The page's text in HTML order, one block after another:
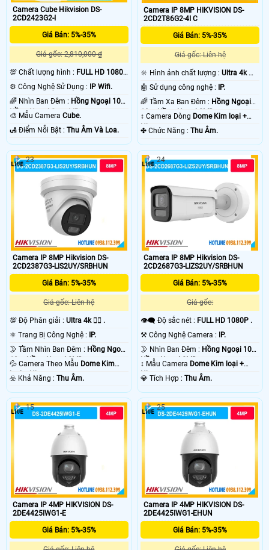
cũng như chip xứ lý hình ảnh camera hikvision giúp cho khả năng giám sát
hình ảnh sắt nét. Camera hikvision phù hợp cho các dự án lắp cho gia đình văn
phòng cửa hàng và nhà xưởng.
Camera Cube Hikvision DS-
2CD2423G2-I
Giá Bán: 5%-35%
Giá gốc: 2,810,000 ₫
💯 Chất lượng hình : FULL HD 1080P
.
⚙ Công Nghệ Sử Dụng :
IP Wifi.
🌈 Nhìn Ban Đêm : Hồng Ngoại 10m
Hồng Ngoại Smart IR.
🎨 Mẫu Camera Cube.
️🛃 Điểm Nỗi Bật : Thu Âm Và Loa.
Camera IP 8MP HIKVISION DS-
2CD2T86G2-4I C
Giá Bán: 5%-35%
Giá gốc: Liên hệ
🔆 Hình ảnh chất lượng :Ultra 4k 👍🏾
.
🤖️ Sử dụng công nghệ :
IP.
🌈 Tầm Xa Ban Đêm : Hồng Ngoại
10m Hồng Ngoại SMD.
↕️ Camera Dòng Dome Kim loại +
Nhựa.
️✤ Chức Năng :Thu Âm.
Camera IP 8MP Hikvision DS-
2CD2387G3-LIS2UY/SRBHUN
Giá Bán: 5%-35%
Giá gốc: Liên hệ
💯 Độ Phân giải : Ultra 4k 👍🏾 .
⚛️ Trang Bị Công Nghệ : IP.
🌛 Tầm Nhìn Ban Đêm : Hồng Ngoại
10m Hồng Ngoại SMD.
💦 Camera Theo Mẫu Dome Kim
loại + Nhựa.
️☣️ Khả Năng : Thu Âm.
23
Camera IP 8MP Hikvision DS-
2CD2687G3-LIZS2UY/SRBHUN
Giá Bán: 5%-35%
Giá gốc:
👁️‍🗨 Độ sắc nét : FULL HD 1080P .
⚒ Công Nghệ Camera : IP.
🌛 Nhìn Ban Đêm : Hồng Ngoại 10m
Hồng Ngoại SMD.
↕️ Mẫu Camera Dome Kim loại +
Nhựa.
️💎 Tích Hợp :Thu Âm.
24
Camera IP 4MP HIKVISION DS-
2DE4425IWG1-E
Giá Bán: 5%-35%
15
Camera IP 4MP HIKVISION DS-
2DE4425IWG1-EHUN
Giá Bán: 5%-35%
25